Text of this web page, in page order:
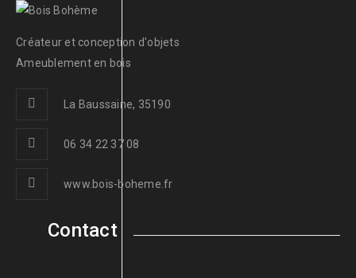
Créateur et conception d'objets
Ameublement en bois
La Baussaine, 35190
06 34 22 37 08
www.bois-boheme.fr
Contact